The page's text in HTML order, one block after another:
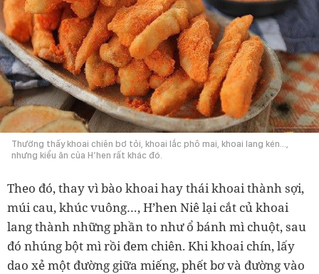
Thường thấy khoai chiên bơ tỏi, khoai lắc phô mai, khoai lang kén…,
nhưng kiểu ăn của H’hen rất khác đó.
Theo đó, thay vì bào khoai hay thái khoai thành sợi,
múi cau, khúc vuông…, H’hen Niê lại cắt củ khoai
lang thành những phần to như ổ bánh mì chuột, sau
đó nhúng bột mì rồi đem chiên. Khi khoai chín, lấy
dao xẻ một đường giữa miếng, phết bơ và đường vào